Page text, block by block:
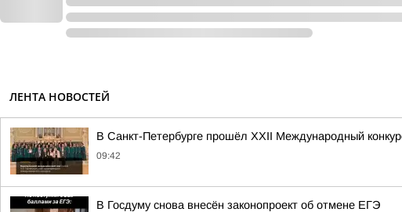
ЛЕНТА НОВОСТЕЙ
В Санкт-Петербурге прошёл XXII Международный
09:42
В Госдуму снова внесён законопроект об отмене ЕГЭ